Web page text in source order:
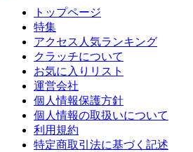
トップページ
特集
アクセス人気ランキング
クラッチについて
お気に入りリスト
運営会社
個人情報保護方針
個人情報の取扱いについて
利用規約
特定商取引法に基づく記述